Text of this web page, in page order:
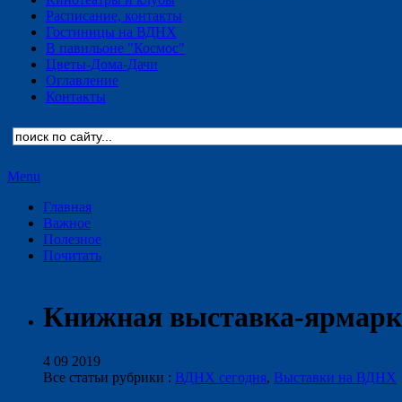
Расписание, контакты
Гостиницы на ВДНХ
В павильоне "Космос"
Цветы-Дома-Дачи
Оглавление
Контакты
Menu
Главная
Важное
Полезное
Почитать
Книжная выставка-
4 09 2019
Все статьи рубрики : ВДНХ сегодня, Выставки на ВДНХ